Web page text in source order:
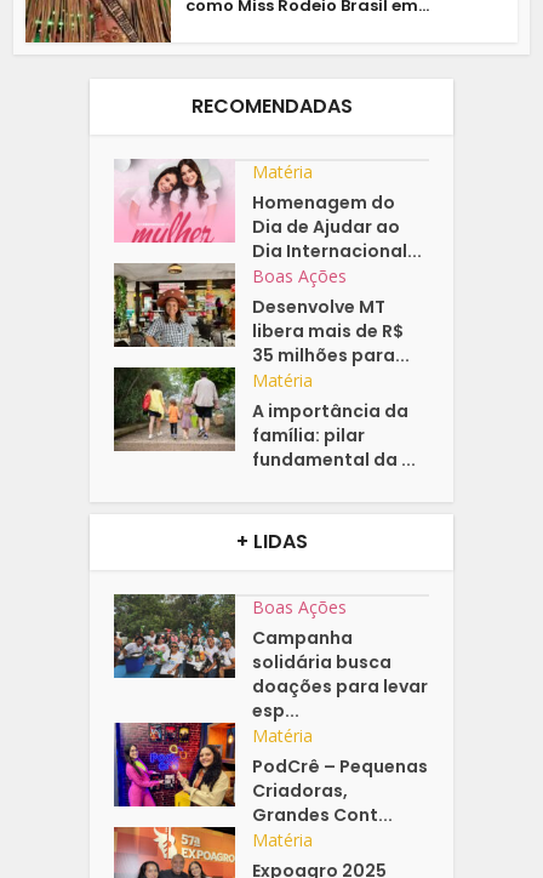
como Miss Rodeio Brasil em...
RECOMENDADAS
Matéria
Homenagem do
Dia de Ajudar ao
Dia Internacional...
Boas Ações
Desenvolve MT
libera mais de R$
35 milhões para...
Matéria
A importância da
família: pilar
fundamental da ...
+ LIDAS
Boas Ações
Campanha
solidária busca
doações para levar
esp...
Matéria
PodCrê – Pequenas
Criadoras,
Grandes Cont...
Matéria
Expoagro 2025